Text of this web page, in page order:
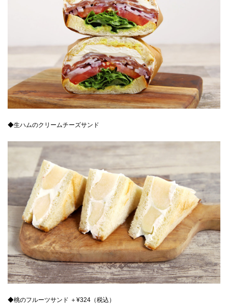
◆生ハムのクリームチーズサンド
◆桃のフルーツサンド ＋¥324（税込）